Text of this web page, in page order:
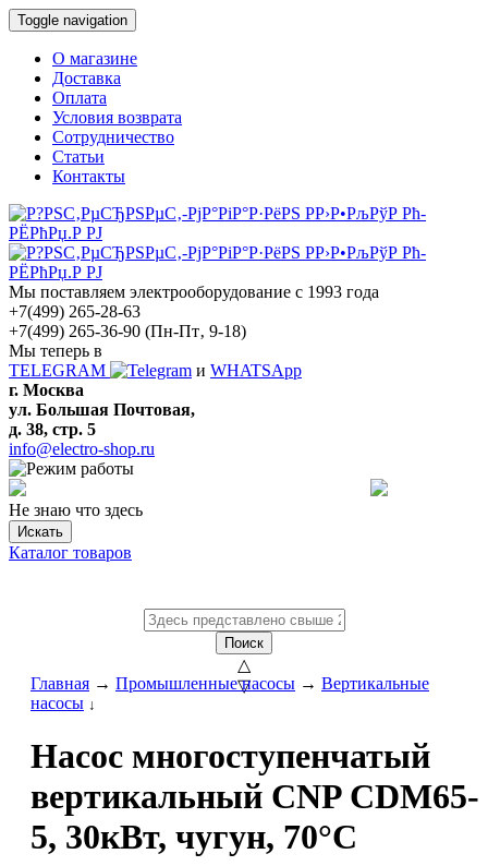
Toggle navigation
О магазине
Доставка
Оплата
Условия возврата
Сотрудничество
Статьи
Контакты
Мы поставляем электрооборудование с 1993 года
+7(499) 265-28-63
+7(499) 265-36-90 (Пн-Пт‚ 9-18)
Мы теперь в
TELEGRAM
и WHATSApp
г. Москва
ул. Большая Почтовая,
д. 38, стр. 5
info@electro-shop.ru
Не знаю что здесь
Искать
Каталог товаров
Поиск
△
▽
Главная → Промышленные насосы → Вертикальные
насосы ↓
Насос многоступенчатый
вертикальный CNP CDM65-
5, 30кВт, чугун, 70°С